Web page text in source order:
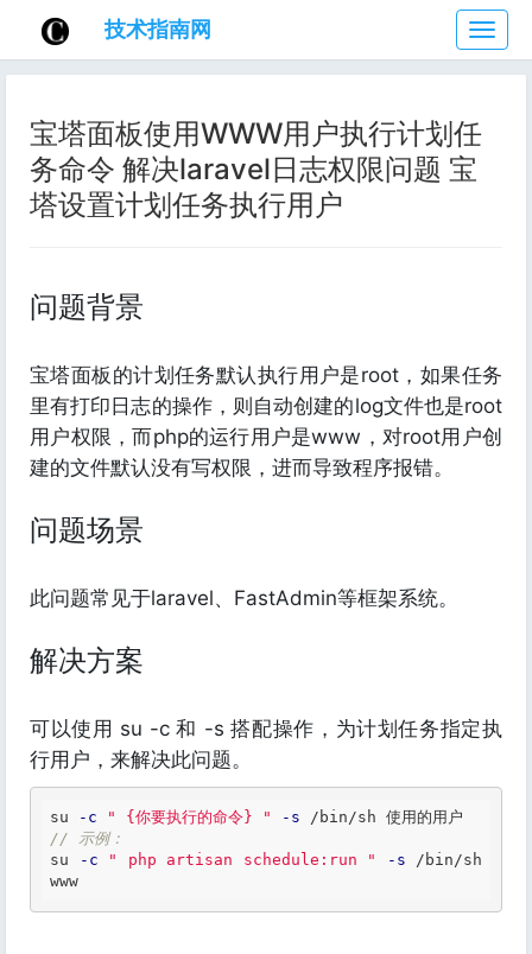
技
术
指
技术指南网
宝塔面板使用WWW用户执行计划任
务命令 解决laravel日志权限问题 宝
塔设置计划任务执行用户
问题背景
宝塔面板的计划任务默认执行用户是root，如果任务
里有打印日志的操作，则自动创建的log文件也是root
用户权限，而php的运行用户是www，对root用户创
建的文件默认没有写权限，进而导致程序报错。
问题场景
此问题常见于laravel、FastAdmin等框架系统。
解决方案
可以使用 su -c 和 -s 搭配操作，为计划任务指定执
行用户，来解决此问题。
su -c " {你要执行的命令} " -s
// 示例：
su
-c " php artisan schedule:run " -s /bin/sh
www